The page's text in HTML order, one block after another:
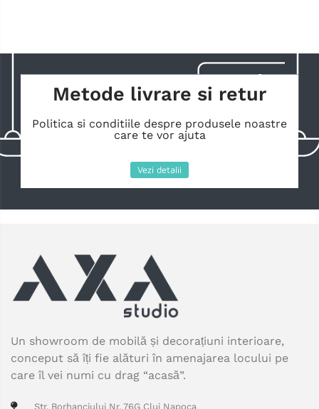
Metode livrare si retur
Politica si conditiile despre produsele noastre
care te vor ajuta
Vezi detalii
Un showroom de mobilă și decorațiuni interioare,
conceput să îți fie alături în amenajarea locului pe
care îl vei numi cu drag “acasă”.
Str. Borhanciului Nr. 76G Cluj Napoca